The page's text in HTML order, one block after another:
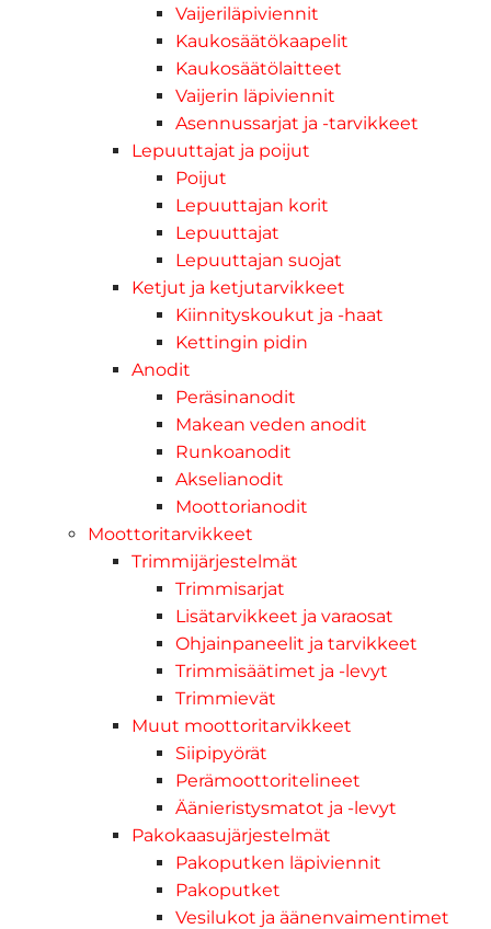
Vaijeriläpiviennit
Kaukosäätökaapelit
Kaukosäätölaitteet
Vaijerin läpiviennit
Asennussarjat ja -tarvikkeet
Lepuuttajat ja poijut
Poijut
Lepuuttajan korit
Lepuuttajat
Lepuuttajan suojat
Ketjut ja ketjutarvikkeet
Kiinnityskoukut ja -haat
Kettingin pidin
Anodit
Peräsinanodit
Makean veden anodit
Runkoanodit
Akselianodit
Moottorianodit
Moottoritarvikkeet
Trimmijärjestelmät
Trimmisarjat
Lisätarvikkeet ja varaosat
Ohjainpaneelit ja tarvikkeet
Trimmisäätimet ja -levyt
Trimmievät
Muut moottoritarvikkeet
Siipipyörät
Perämoottoritelineet
Äänieristysmatot ja -levyt
Pakokaasujärjestelmät
Pakoputken läpiviennit
Pakoputket
Vesilukot ja äänenvaimentimet